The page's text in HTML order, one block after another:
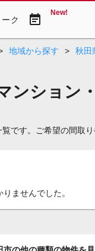
ク event_note New!
地域から探す > 秋田
ンション
です。ご希望の間取
りませんでした。